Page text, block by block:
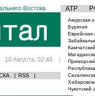
Востока АТР
10 Августа, 02:48 |
| RSS |
Амурская
Бурятия
Еврейская
Чукотский